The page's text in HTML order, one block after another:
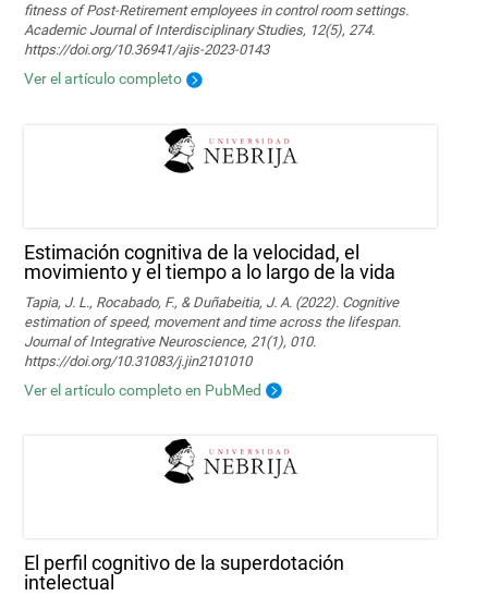
fitness of Post-Retirement employees in control room settings.
Academic Journal of Interdisciplinary Studies, 12(5), 274.
https://doi.org/10.36941/ajis-2023-0143
Ver el artículo completo
Estimación cognitiva de la velocidad, el
movimiento y el tiempo a lo largo de la vida
Tapia, J. L., Rocabado, F., & Duñabeitia, J. A. (2022). Cognitive
estimation of speed, movement and time across the lifespan.
Journal of Integrative Neuroscience, 21(1), 010.
https://doi.org/10.31083/j.jin2101010
Ver el artículo completo en PubMed
El perfil cognitivo de la superdotación
intelectual